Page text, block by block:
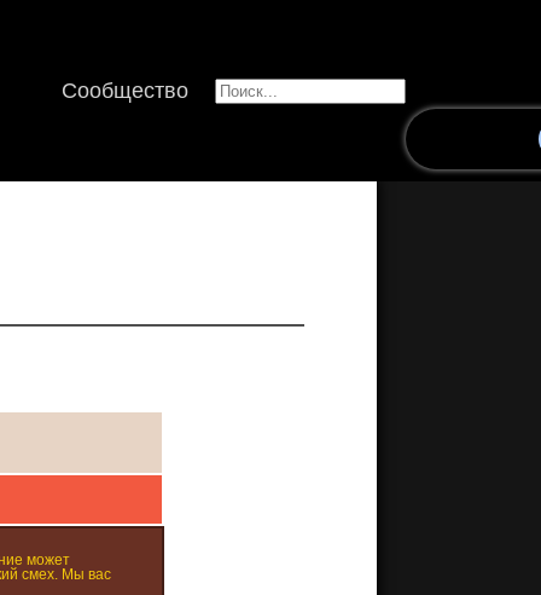
Сообщество
может
смех. Мы вас